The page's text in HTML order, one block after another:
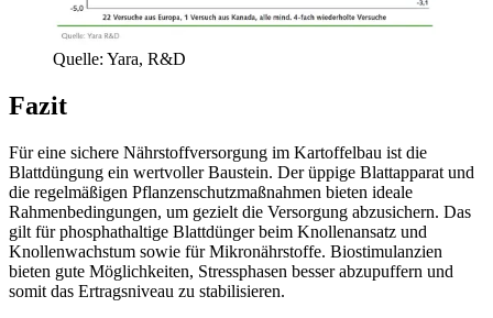
Quelle: Yara, R&D
Fazit
Für eine sichere Nährstoffversorgung im Kartoffelbau ist die
Blattdüngung ein wertvoller Baustein. Der üppige Blattapparat und
die regelmäßigen Pflanzenschutzmaßnahmen bieten ideale
Rahmenbedingungen, um gezielt die Versorgung abzusichern. Das
gilt für phosphathaltige Blattdünger beim Knollenansatz und
Knollenwachstum sowie für Mikronährstoffe. Biostimulanzien
bieten gute Möglichkeiten, Stressphasen besser abzupuffern und
somit das Ertragsniveau zu stabilisieren.